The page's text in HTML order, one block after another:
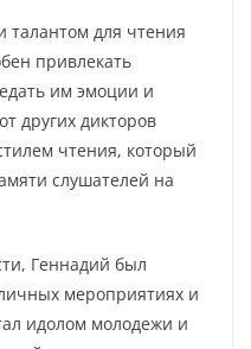
талантом для чтения
привлекать
им эмоции и
других дикторов
чтения, который
слушателей на
Геннадий был
мероприятиях и
идолом молодежи и